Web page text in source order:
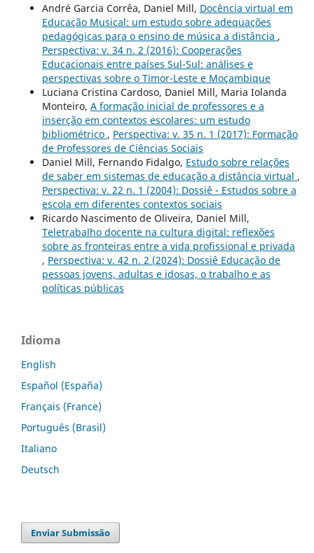
André Garcia Corrêa, Daniel Mill, Docência virtual em
Educação Musical: um estudo sobre adequações
pedagógicas para o ensino de música a distância ,
Perspectiva: v. 34 n. 2 (2016): Cooperações
Educacionais entre países Sul-Sul: análises e
perspectivas sobre o Timor-Leste e Moçambique
Luciana Cristina Cardoso, Daniel Mill, Maria Iolanda
Monteiro, A formação inicial de professores e a
inserção em contextos escolares: um estudo
bibliométrico , Perspectiva: v. 35 n. 1 (2017): Formação
de Professores de Ciências Sociais
Daniel Mill, Fernando Fidalgo, Estudo sobre relações
de saber em sistemas de educação a distância virtual ,
Perspectiva: v. 22 n. 1 (2004): Dossiê - Estudos sobre a
escola em diferentes contextos sociais
Ricardo Nascimento de Oliveira, Daniel Mill,
Teletrabalho docente na cultura digital: reflexões
sobre as fronteiras entre a vida profissional e privada
, Perspectiva: v. 42 n. 2 (2024): Dossiê Educação de
pessoas jovens, adultas e idosas, o trabalho e as
políticas públicas
Idioma
English
Español (España)
Français (France)
Português (Brasil)
Italiano
Deutsch
Enviar Submissão